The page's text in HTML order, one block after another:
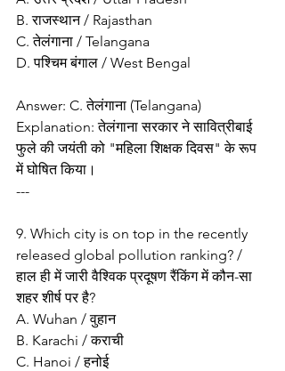
B. राजस्थान / Rajasthan
C. तेलंगाना / Telangana
D. पश्चिम बंगाल / West Bengal
Answer: C. तेलंगाना (Telangana)
Explanation: तेलंगाना सरकार ने सावित्रीबाई
फुले की जयंती को "महिला शिक्षक दिवस" के रूप
में घोषित किया।
---
9. Which city is on top in the recently
released global pollution ranking? /
हाल ही में जारी वैश्विक प्रदूषण रैंकिंग में कौन-सा
शहर शीर्ष पर है?
A. Wuhan / वुहान
B. Karachi / कराची
C. Hanoi / हनोई